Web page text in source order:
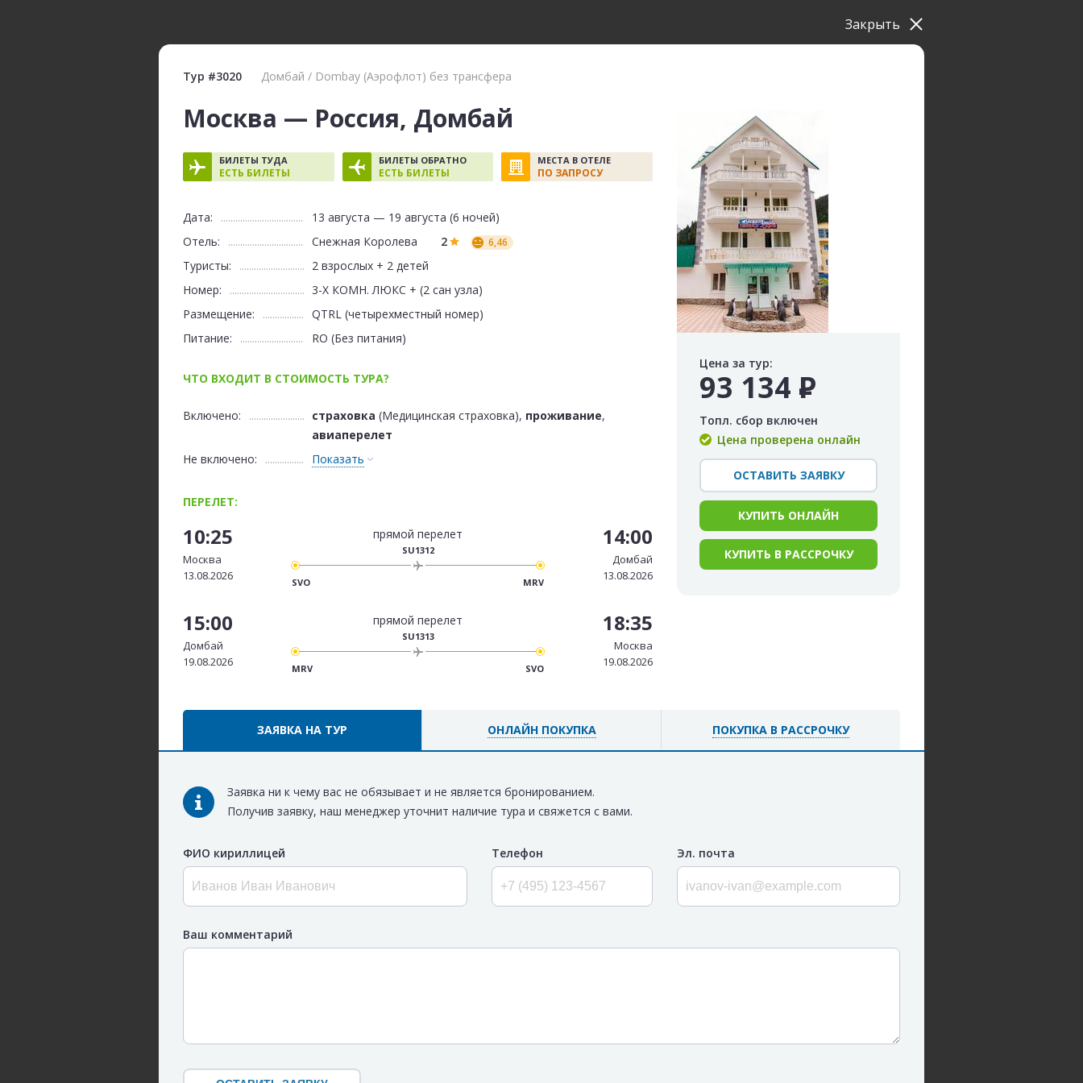
Тур #3020 Домбай / Dombay (Аэрофлот) без трансфера
Москва — Россия, Домбай
БИЛЕТЫ ТУДА
ЕСТЬ БИЛЕТЫ
БИЛЕТЫ ОБРАТНО
ЕСТЬ БИЛЕТЫ
МЕСТА В ОТЕЛЕ
ПО ЗАПРОСУ
Дата:
13 августа — 19 августа (6 ночей)
Отель:
Снежная Королева 2 6,46
Туристы:
2 взрослых + 2 детей
Номер:
3-Х КОМН. ЛЮКС + (2 сан узла)
Размещение:
QTRL (четырехместный номер)
Питание:
RO (Без питания)
ЧТО ВХОДИТ В СТОИМОСТЬ ТУРА?
Включено: страховка (Медицинская страховка), проживание,
авиаперелет
Не включено:
Показать
ПЕРЕЛЕТ:
10:25
Москва
13.08.2026
прямой перелет
SU1312
SVO MRV
14:00
Домбай
13.08.2026
15:00
Домбай
19.08.2026
прямой перелет
SU1313
MRV SVO
18:35
Москва
19.08.2026
Цена за тур:
93 134 Р
Топл. сбор включен
Цена проверена онлайн
ОСТАВИТЬ ЗАЯВКУ
КУПИТЬ ОНЛАЙН
КУПИТЬ В РАССРОЧКУ
ЗАЯВКА НА ТУР ОНЛАЙН ПОКУПКА ПОКУПКА В РАССРОЧКУ
Заявка ни к чему вас не обязывает и не является бронированием.
Получив заявку, наш менеджер уточнит наличие тура и свяжется с вами.
ФИО кириллицей Телефон Эл. почта
Ваш комментарий
Закрыть